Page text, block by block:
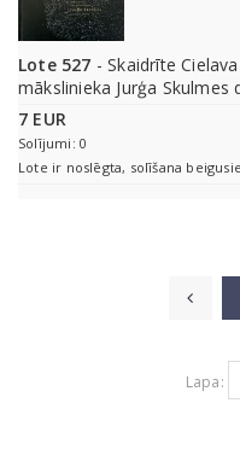
Lote 527 - Skaidrīte
mākslinieka Jurģa Skulmes
7 EUR
Solījumi: 0
Lote ir noslēgta, solīšana
Lapa: